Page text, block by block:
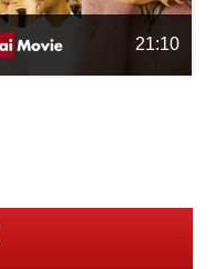
21:10